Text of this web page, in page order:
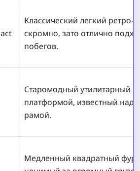
Классический легкий ретро-
скромно, зато отлично
побегов.
Старомодный утилитарный
платформой, известный
рамой.
Медленный квадратный